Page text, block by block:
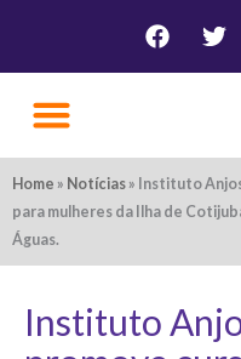
o
Home » Notícias » Instituto
para mulheres da Ilha de
Águas.
Instituto